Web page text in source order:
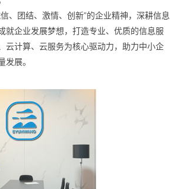
、团结、激情、创新”的企业精神，深耕信息
就企业发展梦想，打造专业、优质的信息服
云计算、云服务为核心驱动力，助力中小企
展。